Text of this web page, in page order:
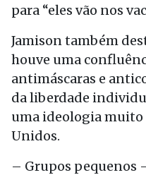
para “eles vão nos
Jamison também
houve uma
antimáscaras e
da liberdade
uma ideologia muito
Unidos.
– Grupos pequenos